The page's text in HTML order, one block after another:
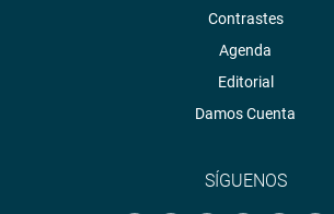
Contrastes
Agenda
Editorial
Damos Cuenta
SÍGUENOS